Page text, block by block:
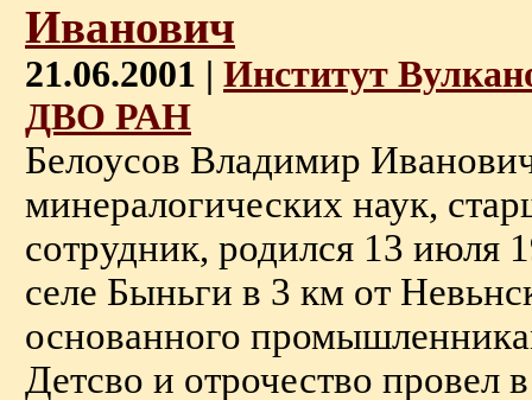
Иванович
21.06.2001 | Институт
ДВО РАН
Белоусов Владимир
минералогических наук,
сотрудник, родился 13 июля
селе Быньги в 3 км от
основанного
Детсво и отрочество провел